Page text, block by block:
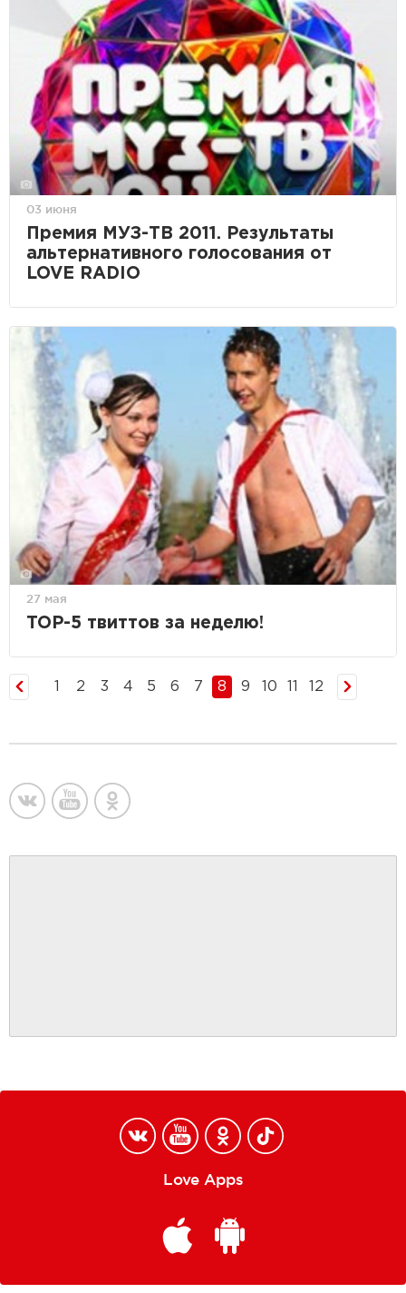
03 июня
Премия МУЗ-ТВ 2011. Результаты
альтернативного голосования от
LOVE RADIO
27 мая
TOP-5 твиттов за неделю!
2 3 4 5 6 7 8 9 10 12
Love Apps